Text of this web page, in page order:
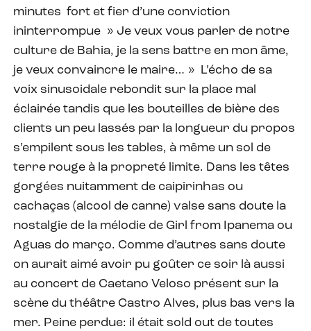
minutes fort et fier d’une conviction
ininterrompue » Je veux vous parler de notre
culture de Bahia, je la sens battre en mon âme,
je veux convaincre le maire… » L’écho de sa
voix sinusoidale rebondit sur la place mal
éclairée tandis que les bouteilles de bière des
clients un peu lassés par la longueur du propos
s’empilent sous les tables, à même un sol de
terre rouge à la propreté limite. Dans les têtes
gorgées nuitamment de caipirinhas ou
cachaças (alcool de canne) valse sans doute la
nostalgie de la mélodie de Girl from Ipanema ou
Aguas do março. Comme d’autres sans doute
on aurait aimé avoir pu goûter ce soir là aussi
au concert de Caetano Veloso présent sur la
scène du théâtre Castro Alves, plus bas vers la
mer. Peine perdue: il était sold out de toutes